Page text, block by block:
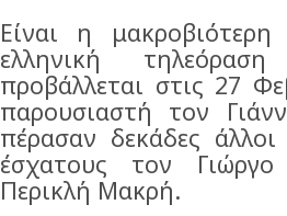
Είναι η
ελληνική
προβάλλεται στις 27
παρουσιαστή τον
πέρασαν δεκάδες
έσχατους τον
Περικλή Μακρή.